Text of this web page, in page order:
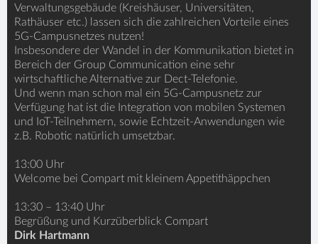
Verwaltungsgebäude (Kreishäuser, Universitäten,
Rathäuser etc.) lassen sich die zahlreichen Vorteile eines
5G-Campusnetzes nutzen!
Insbesondere der Wandel in der Kommunikation bietet in
Bereich der Group Communication eine sehr
wirtschaftliche Alternative zur Dect-Telefonie.
Und wenn man schon mal ein 5G-Campusnetz zur
Verfügung hat ist die Integration von mobilen Systemen
und IoT-Teilnehmern, sowie Echtzeit-Anwendungen wie
z.B. Robotic natürlich umsetzbar.
13:00 Uhr
Welcome bei Compart mit kleinem Appetithäppchen
13:30 – 13:40 Uhr
Begrüßung und Kurzüberblick Compart
Dirk Hartmann